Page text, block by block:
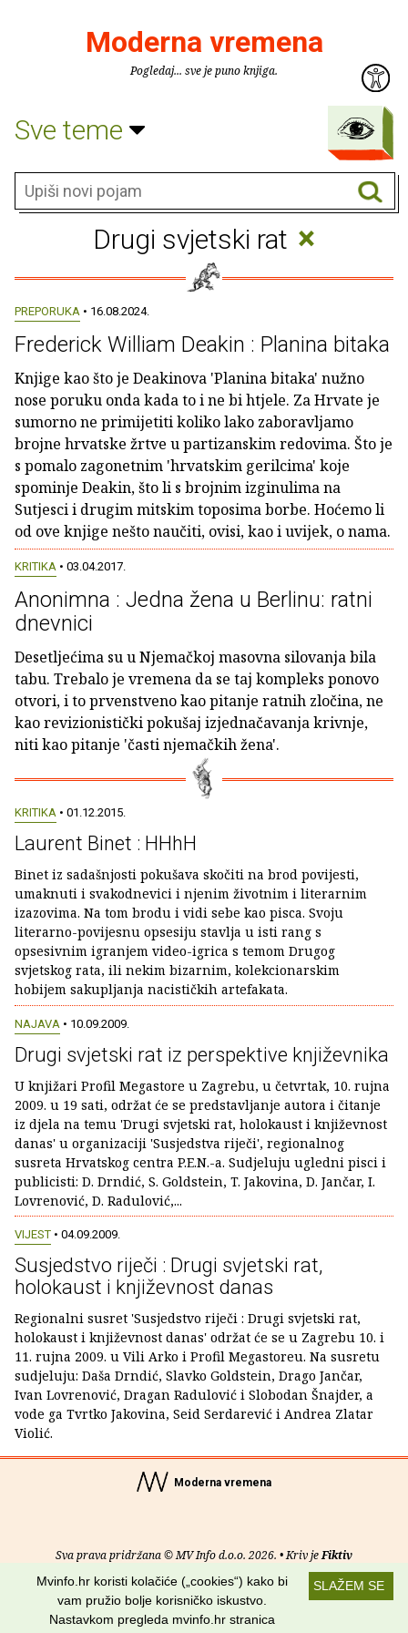
Moderna vremena
Pogledaj... sve je puno knjiga.
Sve teme
Drugi svjetski rat ×
PREPORUKA • 16.08.2024.
Frederick William Deakin : Planina bitaka
Knjige kao što je Deakinova 'Planina bitaka' nužno
nose poruku onda kada to i ne bi htjele. Za Hrvate je
sumorno ne primijetiti koliko lako zaboravljamo
brojne hrvatske žrtve u partizanskim redovima. Što je
s pomalo zagonetnim 'hrvatskim gerilcima' koje
spominje Deakin, što li s brojnim izginulima na
Sutjesci i drugim mitskim toposima borbe. Hoćemo li
od ove knjige nešto naučiti, ovisi, kao i uvijek, o nama.
KRITIKA • 03.04.2017.
Anonimna : Jedna žena u Berlinu: ratni
dnevnici
Desetljećima su u Njemačkoj masovna silovanja bila
tabu. Trebalo je vremena da se taj kompleks ponovo
otvori, i to prvenstveno kao pitanje ratnih zločina, ne
kao revizionistički pokušaj izjednačavanja krivnje,
niti kao pitanje 'časti njemačkih žena'.
KRITIKA • 01.12.2015.
Laurent Binet : HHhH
Binet iz sadašnjosti pokušava skočiti na brod povijesti,
umaknuti i svakodnevici i njenim životnim i literarnim
izazovima. Na tom brodu i vidi sebe kao pisca. Svoju
literarno-povijesnu opsesiju stavlja u isti rang s
opsesivnim igranjem video-igrica s temom Drugog
svjetskog rata, ili nekim bizarnim, kolekcionarskim
hobijem sakupljanja nacističkih artefakata.
NAJAVA • 10.09.2009.
Drugi svjetski rat iz perspektive književnika
U knjižari Profil Megastore u Zagrebu, u četvrtak, 10. rujna
2009. u 19 sati, održat će se predstavljanje autora i čitanje
iz djela na temu 'Drugi svjetski rat, holokaust i književnost
danas' u organizaciji 'Susjedstva riječi', regionalnog
susreta Hrvatskog centra P.E.N.-a. Sudjeluju ugledni pisci i
publicisti: D. Drndić, S. Goldstein, T. Jakovina, D. Jančar, I.
Lovrenović, D. Radulović,...
VIJEST • 04.09.2009.
Susjedstvo riječi : Drugi svjetski rat,
holokaust i književnost danas
Regionalni susret 'Susjedstvo riječi : Drugi svjetski rat,
holokaust i književnost danas' održat će se u Zagrebu 10. i
11. rujna 2009. u Vili Arko i Profil Megastoreu. Na susretu
sudjeluju: Daša Drndić, Slavko Goldstein, Drago Jančar,
Ivan Lovrenović, Dragan Radulović i Slobodan Šnajder, a
vode ga Tvrtko Jakovina, Seid Serdarević i Andrea Zlatar
Violić.
Moderna vremena
Sva prava pridržana © MV Info d.o.o. 2026. • Kriv jeFiktiv
O nama• Pomoć• Uvjeti korištenja•RSS kanali
Potraži nas na:
SLAŽEM SE
Mvinfo.hr koristi kolačiće („cookies“) kako bi
vam pružio bolje korisničko iskustvo.
Nastavkom pregleda mvinfo.hr stranica